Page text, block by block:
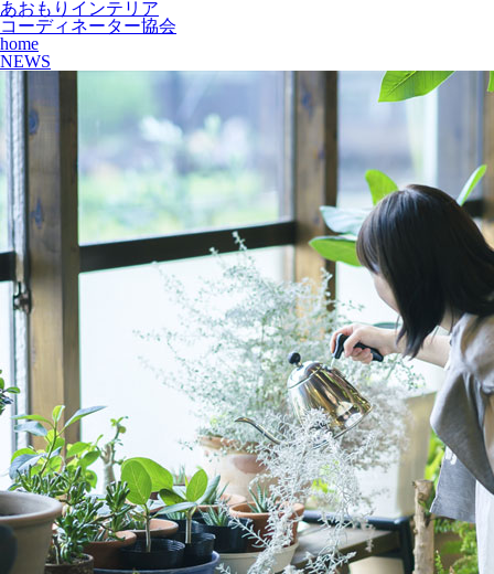
あおもりインテリア
コーディネーター協会
home
NEWS